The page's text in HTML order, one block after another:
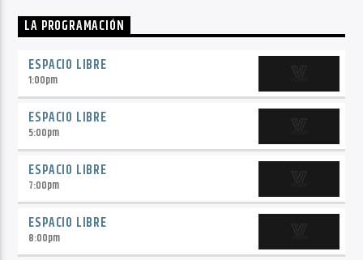
LA PROGRAMACIÓN
ESPACIO LIBRE
1:00pm
ESPACIO LIBRE
5:00pm
ESPACIO LIBRE
7:00pm
ESPACIO LIBRE
8:00pm